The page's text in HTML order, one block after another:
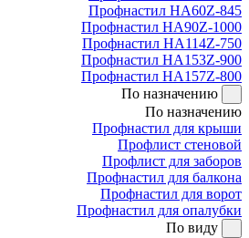
Профнастил НА60Z-845
Профнастил НА90Z-1000
Профнастил НА114Z-750
Профнастил НА153Z-900
Профнастил НА157Z-800
По назначению
По назначению
Профнастил для крыши
Профлист стеновой
Профлист для заборов
Профнастил для балкона
Профнастил для ворот
Профнастил для опалубки
По виду